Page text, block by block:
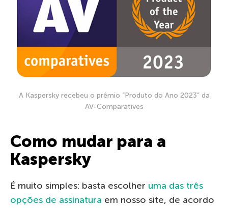
A Kaspersky recebeu o prêmio “Produto do Ano 2023” da
AV-Comparatives
Como mudar para a
Kaspersky
É muito simples: basta escolher uma das três
opções de assinatura em nosso site, de acordo